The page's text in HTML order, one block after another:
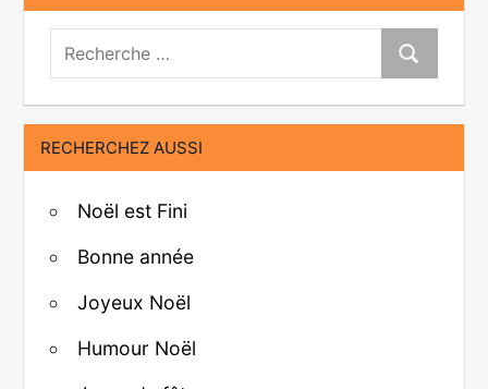
Recherche:
Recherche
RECHERCHEZ AUSSI
Noël est Fini
Bonne année
Joyeux Noël
Humour Noël